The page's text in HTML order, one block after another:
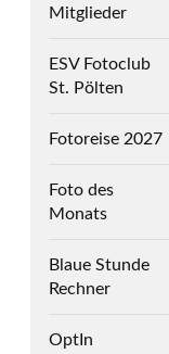
Mitglieder
ESV Fotoclub
St. Pölten
Fotoreise 2027
Foto des
Monats
Blaue Stunde
Rechner
OptIn